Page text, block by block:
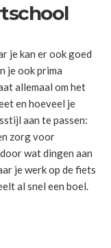
je kan er ook goed
je ook prima
allemaal om het
en hoeveel je
aan te passen:
zorg voor
wat dingen aan
je werk op de fiets
al snel een boel.